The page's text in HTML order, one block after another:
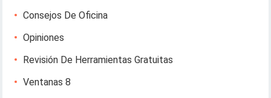
Consejos De Oficina
Opiniones
Revisión De Herramientas Gratuitas
Ventanas 8